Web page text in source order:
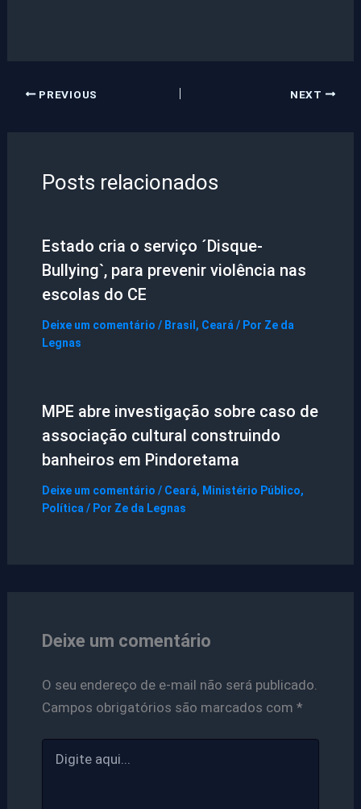
PREVIOUS NEXT
Posts relacionados
Estado cria o serviço ´Disque-
Bullying`, para prevenir violência nas
escolas do CE
Deixe um comentário / Brasil , Ceará / Por Ze da
Legnas
MPE abre investigação sobre caso de
associação cultural construindo
banheiros em Pindoretama
Deixe um comentário / Ceará, Ministério Público,
Política / Por Ze da Legnas
Deixe um comentário
O seu endereço de e-mail não será publicado.
Campos obrigatórios são marcados com *
aqui...